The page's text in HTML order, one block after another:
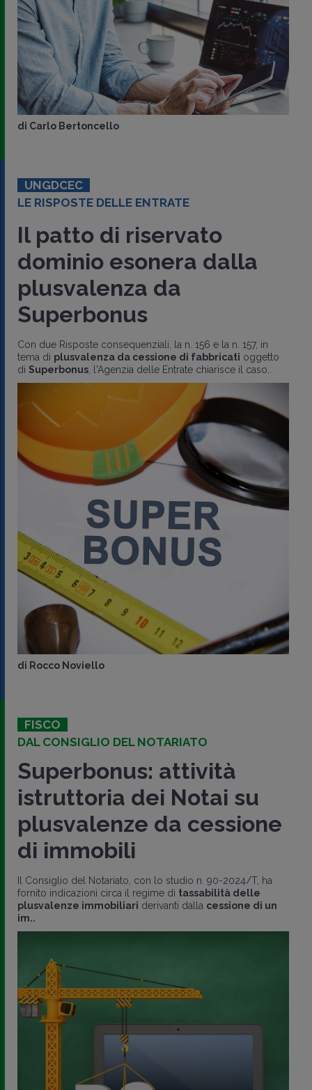
di Carlo Bertoncello
UNGDCEC
LE RISPOSTE DELLE ENTRATE
Il patto di riservato
dominio esonera dalla
plusvalenza da
Superbonus
Con due Risposte consequenziali, la n. 156 e la n. 157, in
tema di plusvalenza da cessione di fabbricati oggetto
di Superbonus, l'Agenzia delle Entrate chiarisce il caso..
di Rocco Noviello
FISCO
DAL CONSIGLIO DEL NOTARIATO
Superbonus: attività
istruttoria dei Notai su
plusvalenze da cessione
di immobili
Il Consiglio del Notariato, con lo studio n. 90-2024/T, ha
fornito indicazioni circa il regime di tassabilità delle
plusvalenze immobiliari derivanti dalla cessione di un
im..